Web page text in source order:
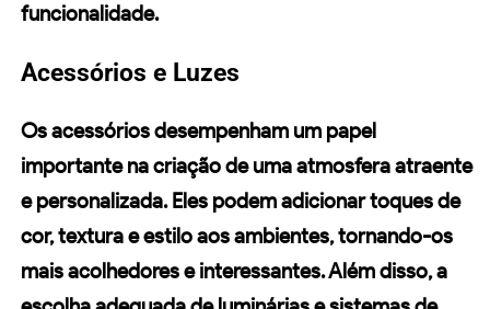
funcionalidade.
Acessórios e Luzes
Os acessórios desempenham um papel
importante na criação de uma atmosfera atraente
e personalizada. Eles podem adicionar toques de
cor, textura e estilo aos ambientes, tornando-os
mais acolhedores e interessantes. Além disso, a